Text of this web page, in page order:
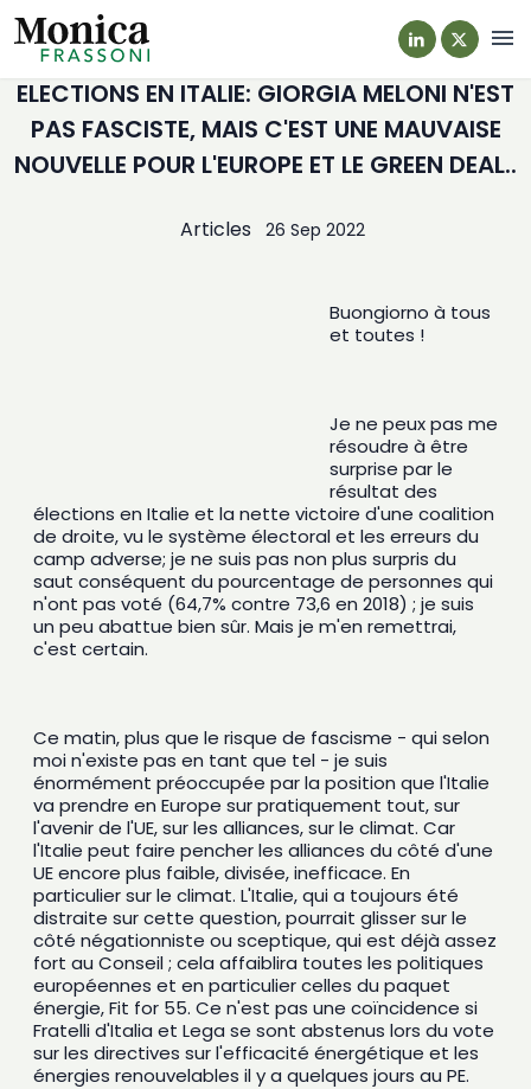
ELECTIONS EN ITALIE: GIORGIA MELONI N'EST
PAS FASCISTE, MAIS C'EST UNE MAUVAISE
NOUVELLE POUR L'EUROPE ET LE GREEN DEAL..
Articles 26 Sep 2022
Buongiorno à tous
et toutes !
Je ne peux pas me
résoudre à être
surprise par le
résultat des
élections en Italie et la nette victoire d'une coalition
de droite, vu le système électoral et les erreurs du
camp adverse; je ne suis pas non plus surpris du
saut conséquent du pourcentage de personnes qui
n'ont pas voté (64,7% contre 73,6 en 2018) ; je suis
un peu abattue bien sûr. Mais je m'en remettrai,
c'est certain.
Ce matin, plus que le risque de fascisme - qui selon
moi n'existe pas en tant que tel - je suis
énormément préoccupée par la position que l'Italie
va prendre en Europe sur pratiquement tout, sur
l'avenir de l'UE, sur les alliances, sur le climat. Car
l'Italie peut faire pencher les alliances du côté d'une
UE encore plus faible, divisée, inefficace. En
particulier sur le climat. L'Italie, qui a toujours été
distraite sur cette question, pourrait glisser sur le
côté négationniste ou sceptique, qui est déjà assez
fort au Conseil ; cela affaiblira toutes les politiques
européennes et en particulier celles du paquet
énergie, Fit for 55. Ce n'est pas une coïncidence si
Fratelli d'Italia et Lega se sont abstenus lors du vote
sur les directives sur l'efficacité énergétique et les
énergies renouvelables il y a quelques jours au PE.